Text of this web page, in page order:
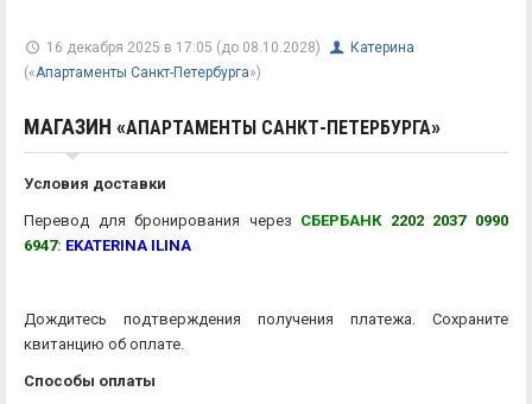
16 декабря 2025 в 17:05 (до 08.10.2028)
Катерина
(«Апартаменты Санкт-Петербурга»)
МАГАЗИН «АПАРТАМЕНТЫ САНКТ-ПЕТЕРБУРГА»
Условия доставки
Перевод для бронирования через СБЕРБАНК 2202 2037 0990
6947: EKATERINA ILINA
Дождитесь подтверждения получения платежа. Сохраните
квитанцию об оплате.
Способы оплаты